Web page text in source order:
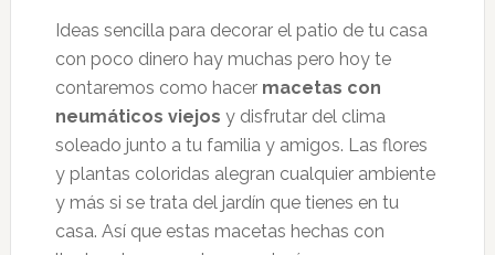
Ideas sencilla para decorar el patio de tu casa
con poco dinero hay muchas pero hoy te
contaremos como hacer macetas con
neumáticos viejos y disfrutar del clima
soleado junto a tu familia y amigos. Las flores
y plantas coloridas alegran cualquier ambiente
y más si se trata del jardín que tienes en tu
casa. Así que estas macetas hechas con